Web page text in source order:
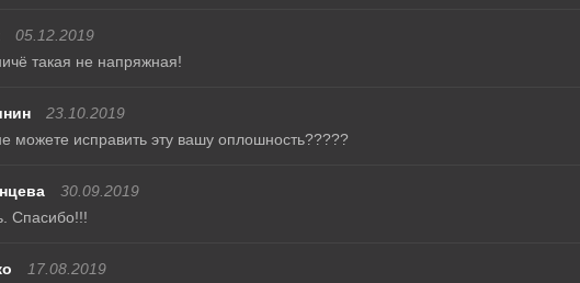
05.12.2019
такая не напряжная!
23.10.2019
можете исправить эту вашу оплошность?????
30.09.2019
Спасибо!!!
17.08.2019